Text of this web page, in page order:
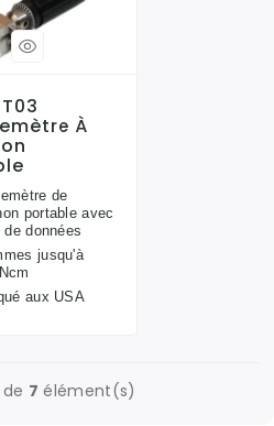
À
de
portable avec
données
jusqu'à
aux USA
7 élément(s)